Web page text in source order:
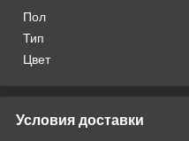
Пол
Тип
Цвет
Условия доставки